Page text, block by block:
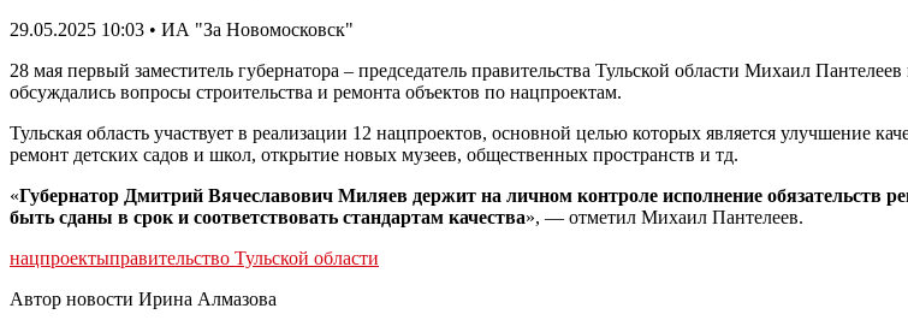
29.05.2025 10:03 • ИА "За Новомосковск"
28 мая первый заместитель губернатора – председатель правительства Тульской области Михаил
обсуждались вопросы строительства и ремонта объектов по нацпроектам.
Тульская область участвует в реализации 12 нацпроектов, основной целью которых является улучшение
ремонт детских садов и школ, открытие новых музеев, общественных пространств и тд.
«Губернатор Дмитрий Вячеславович Миляев держит на личном контроле исполнение обязательств
быть сданы в срок и соответствовать стандартам качества», — отметил Михаил Пантелеев.
нацпроектыправительство Тульской области
Автор новости Ирина Алмазова